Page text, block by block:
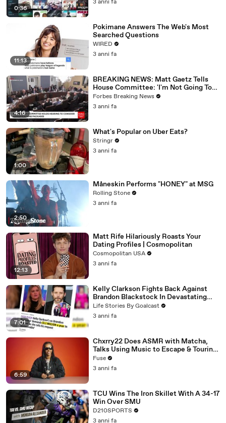
0:36
3 anni fa
11:13
Pokimane Answers The Web's Most
Searched Questions
WIRED
3 anni fa
4:16
BREAKING NEWS: Matt Gaetz Tells
House Committee: 'I'm Not Going To
Vote For A Continuing Resolution'
Forbes Breaking News
3 anni fa
1:00
What's Popular on Uber Eats?
Stringr
3 anni fa
2:50
Måneskin Performs "HONEY" at MSG
Rolling Stone
3 anni fa
12:13
Matt Rife Hilariously Roasts Your
Dating Profiles | Cosmopolitan
Cosmopolitan USA
3 anni fa
7:01
Kelly Clarkson Fights Back Against
Brandon Blackstock In Devastating
Divorce Battle
Life Stories By Goalcast
3 anni fa
6:59
Chxrry22 Does ASMR with Matcha,
Talks Using Music to Escape & Touring
with The Weeknd
Fuse
3 anni fa
TCU Wins The Iron Skillet With A 34-17
Win Over SMU
D210SPORTS
3 anni fa